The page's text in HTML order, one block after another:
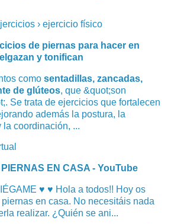
› ejercicio físico
de piernas para hacer en
y tonifican
como sentadillas, zancadas,
de glúteos, que &quot;son
Se trata de ejercicios que fortalecen
además la postura, la
coordinación, ...
EN CASA - YouTube
♥ ♥ Hola a todos!! Hoy os
en casa. No necesitáis nada
realizar. ¿Quién se ani...